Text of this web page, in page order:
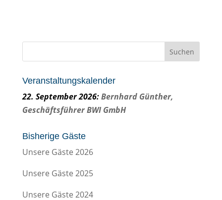
Veranstaltungskalender
22. September 2026:Bernhard Günther,
Geschäftsführer BWI GmbH
Bisherige Gäste
Unsere Gäste 2026
Unsere Gäste 2025
Unsere Gäste 2024